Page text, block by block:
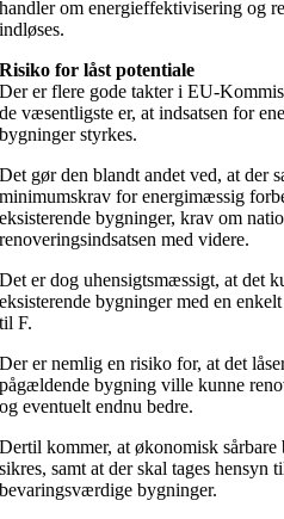
handler om energieffektivisering og
indløses.
Risiko for låst potentiale
Der er flere gode takter i EU-
de væsentligste er, at indsatsen for
bygninger styrkes.
Det gør den blandt andet ved, at der
minimumskrav for energimæssig
eksisterende bygninger, krav om
renoveringsindsatsen med videre.
Det er dog uhensigtsmæssigt, at det
eksisterende bygninger med en
til F.
Der er nemlig en risiko for, at det
pågældende bygning ville kunne
og eventuelt endnu bedre.
Dertil kommer, at økonomisk sårbare
sikres, samt at der skal tages
bevaringsværdige bygninger.